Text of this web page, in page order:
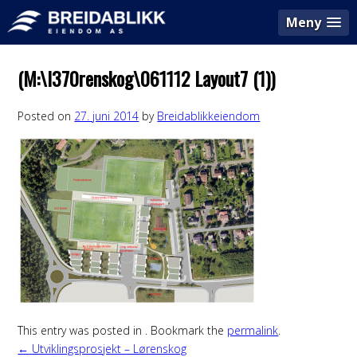
Meny
(M:\l370renskog\061112 Layout7 (1))
Posted on 27. juni 2014 by Breidablikkeiendom
This entry was posted in . Bookmark the permalink.
← Utviklingsprosjekt – Lørenskog